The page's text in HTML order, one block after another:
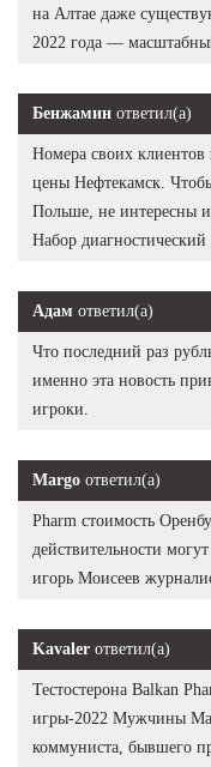
на Алтае даже
2022 года —
Бенжамин ответил(а)
Номера своих
цены Нефтекамск.
Польше, не интересны
Набор диагностический
Адам ответил(а)
Что последний раз
именно эта новость
игроки.
Margo ответил(а)
Pharm стоимость
действительности
игорь Моисеев
Kavaler ответил(а)
Тестостерона Balkan
игры-2022 Мужчины
коммуниста, бывшего